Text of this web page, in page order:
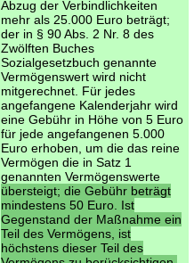
Abzug der Verbindlichkeiten
mehr als 25.000 Euro beträgt;
der in § 90 Abs. 2 Nr. 8 des
Zwölften Buches
Sozialgesetzbuch genannte
Vermögenswert wird nicht
mitgerechnet. Für jedes
angefangene Kalenderjahr wird
eine Gebühr in Höhe von 5 Euro
für jede angefangenen 5.000
Euro erhoben, um die das reine
Vermögen die in Satz 1
genannten Vermögenswerte
übersteigt; die Gebühr beträgt
mindestens 50 Euro. Ist
Gegenstand der Maßnahme ein
Teil des Vermögens, ist
höchstens dieser Teil des